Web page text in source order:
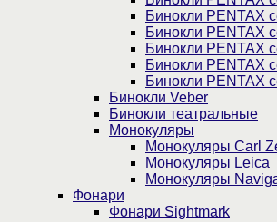
Бинокли PENTAX
Бинокли PENTAX
Бинокли PENTAX
Бинокли PENTAX
Бинокли PENTAX
Бинокли Veber
Бинокли театральные
Монокуляры
Монокуляры Carl
Монокуляры Leica
Монокуляры
Фонари
Фонари Sightmark